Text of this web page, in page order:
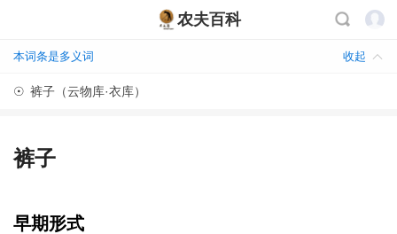
农夫百科
本词条是多义词 收起
☉ 裤子（云物库·衣库）
裤子
早期形式